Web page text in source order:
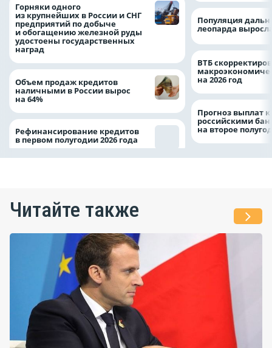
Горняки одного
из крупнейших в России и СНГ
предприятий по добыче
и обогащению железной руды
удостоены государственных
наград
Объем продаж кредитов
наличными в России вырос
на 64%
Рефинансирование кредитов
в первом полугодии 2026 года
Популяция
леопарда
ВТБ
на 2026 год
Прогноз выплат
российскими
на второе
Читайте также